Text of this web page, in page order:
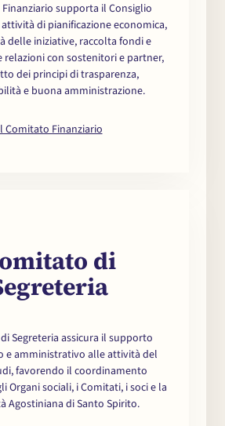
supporta il Consiglio
di pianificazione economica,
delle iniziative, raccolta fondi e
con sostenitori e partner,
dei principi di trasparenza,
e buona amministrazione.
Comitato Finanziario
di
Segreteria assicura il supporto
e amministrativo alle attività del
favorendo il coordinamento
Organi sociali, i Comitati, i soci e la
Agostiniana di Santo Spirito.